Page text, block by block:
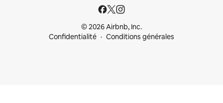
© 2026 Airbnb, Inc.
Confidentialité
Conditions générales